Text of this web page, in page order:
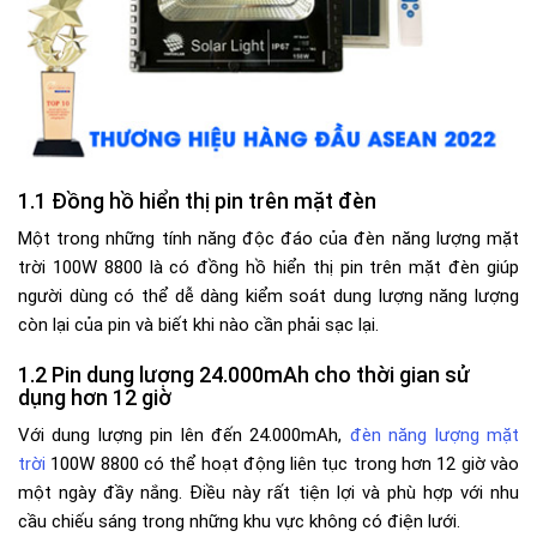
Đồng hồ hiển thị pin trên mặt đèn
Một trong những tính năng độc đáo của đèn năng lượng mặt
trời 100W 8800 là có đồng hồ hiển thị pin trên mặt đèn giúp
người dùng có thể dễ dàng kiểm soát dung lượng năng lượng
còn lại của pin và biết khi nào cần phải sạc lại.
Pin dung lượng 24.000mAh cho thời gian sử
dụng hơn 12 giờ
Với dung lượng pin lên đến 24.000mAh, đèn năng lượng mặt
trời 100W 8800 có thể hoạt động liên tục trong hơn 12 giờ vào
một ngày đầy nắng. Điều này rất tiện lợi và phù hợp với nhu
cầu chiếu sáng trong những khu vực không có điện lưới.